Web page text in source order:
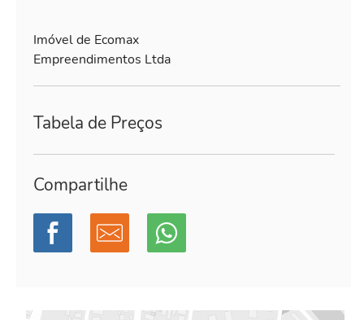
Imóvel de Ecomax
Empreendimentos Ltda
Tabela de Preços
Compartilhe